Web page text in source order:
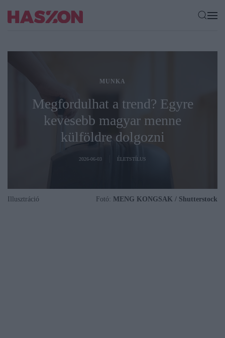
MUNKA
Megfordulhat a trend? Egyre
kevesebb magyar menne
külföldre dolgozni
2026-06-03 ÉLETSTÍLUS
Illusztráció Fotó: MENG KONGSAK / Shutterstock